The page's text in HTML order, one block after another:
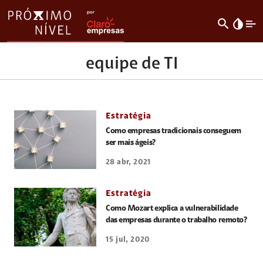
search invert_colors
equipe de TI
Estratégia
Como empresas tradicionais conseguem
ser mais ágeis?
28 abr, 2021
Estratégia
Como Mozart explica a vulnerabilidade
das empresas durante o trabalho remoto?
15 jul, 2020